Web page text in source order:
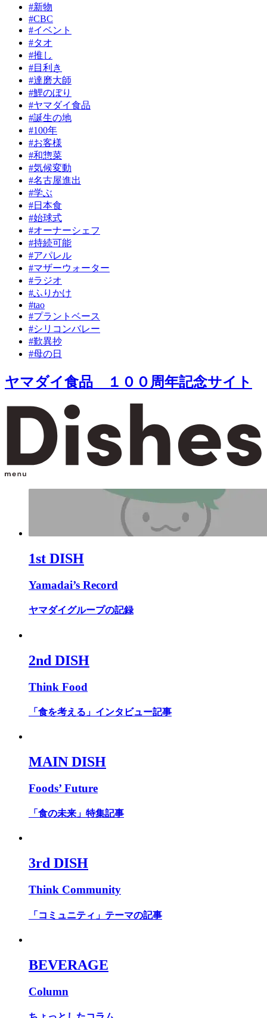
#新物
#CBC
#イベント
#タオ
#推し
#目利き
#達磨大師
#鯉のぼり
#ヤマダイ食品
#誕生の地
#100年
#お客様
#和惣菜
#気候変動
#名古屋進出
#学ぶ
#日本食
#始球式
#オーナーシェフ
#持続可能
#アパレル
#マザーウォーター
#ラジオ
#ふりかけ
#tao
#プラントベース
#シリコンバレー
#歎異抄
#母の日
ヤマダイ食品 １００周年記念サイト
1st DISH
Yamadai’s Record
ヤマダイグループの記録
2nd DISH
Think Food
「食を考える」インタビュー記事
MAIN DISH
Foods’ Future
「食の未来」特集記事
3rd DISH
Think Community
「コミュニティ」テーマの記事
BEVERAGE
Column